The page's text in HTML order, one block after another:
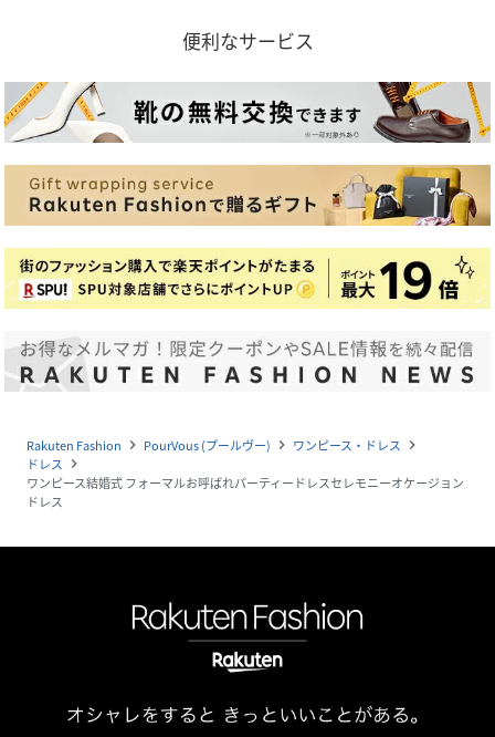
便利なサービス
Rakuten Fashion navigate_next PourVous (プールヴー) navigate_next ワンピース・ドレス navigate_next
ドレス navigate_next
ワンピース結婚式 フォーマルお呼ばれパーティードレスセレモニーオケージョン
ドレス